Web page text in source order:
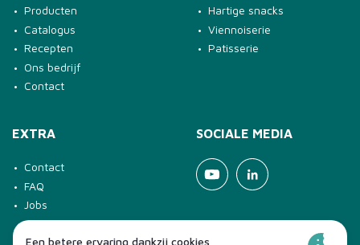
Producten
Catalogus
Recepten
Ons bedrijf
Contact
Hartige snacks
Viennoiserie
Patisserie
EXTRA
Contact
FAQ
Jobs
SOCIALE MEDIA
Youtube